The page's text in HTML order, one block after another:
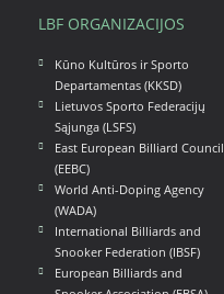
LBF ORGANIZACIJOS
Kūno Kultūros ir Sporto
Departamentas (KKSD)
Lietuvos Sporto Federacijų
Sąjunga (LSFS)
East European Billiard Council
(EEBC)
World Anti-Doping Agency
(WADA)
International Billiards and
Snooker Federation (IBSF)
European Billiards and